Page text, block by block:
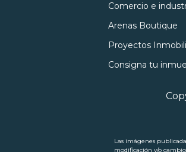
Comercio e
Arenas Boutique
Proyectos
Consigna tu
Las imágenes
modificación y/o